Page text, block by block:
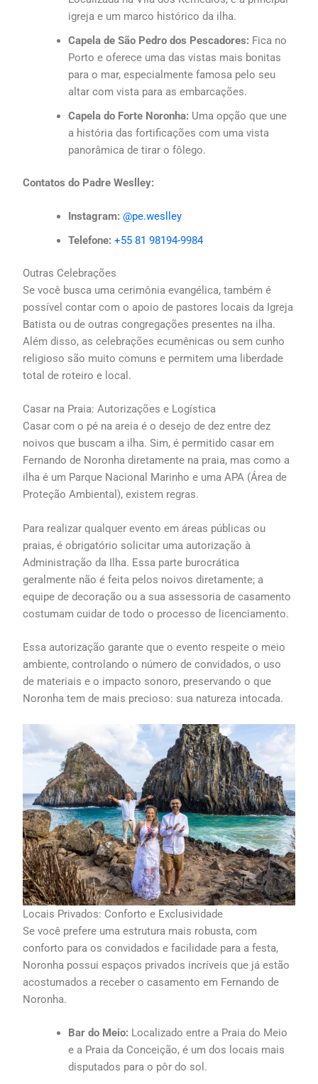
igreja e um marco histórico da ilha.
Capela de São Pedro dos Pescadores: Fica no
Porto e oferece uma das vistas mais bonitas
para o mar, especialmente famosa pelo seu
altar com vista para as embarcações.
Capela do Forte Noronha: Uma opção que une
a história das fortificações com uma vista
panorâmica de tirar o fôlego.
Contatos do Padre Weslley:
Instagram: @pe.weslley
Telefone: +55 81 98194-9984
Outras Celebrações
Se você busca uma cerimônia evangélica, também é
possível contar com o apoio de pastores locais da Igreja
Batista ou de outras congregações presentes na ilha.
Além disso, as celebrações ecumênicas ou sem cunho
religioso são muito comuns e permitem uma liberdade
total de roteiro e local.
Casar na Praia: Autorizações e Logística
Casar com o pé na areia é o desejo de dez entre dez
noivos que buscam a ilha. Sim, é permitido casar em
Fernando de Noronha diretamente na praia, mas como a
ilha é um Parque Nacional Marinho e uma APA (Área de
Proteção Ambiental), existem regras.
Para realizar qualquer evento em áreas públicas ou
praias, é obrigatório solicitar uma autorização à
Administração da Ilha. Essa parte burocrática
geralmente não é feita pelos noivos diretamente; a
equipe de decoração ou a sua assessoria de casamento
costumam cuidar de todo o processo de licenciamento.
Essa autorização garante que o evento respeite o meio
ambiente, controlando o número de convidados, o uso
de materiais e o impacto sonoro, preservando o que
Noronha tem de mais precioso: sua natureza intocada.
Locais Privados: Conforto e Exclusividade
Se você prefere uma estrutura mais robusta, com
conforto para os convidados e facilidade para a festa,
Noronha possui espaços privados incríveis que já estão
acostumados a receber o casamento em Fernando de
Noronha.
Bar do Meio: Localizado entre a Praia do Meio
e a Praia da Conceição, é um dos locais mais
disputados para o pôr do sol.